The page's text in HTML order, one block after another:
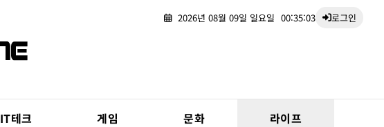
2026년 08월 09일 일요일 00:35:04 로그인
IT테크 게임 문화 라이프